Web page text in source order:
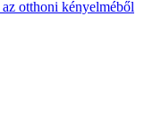
az otthoni kényelméből